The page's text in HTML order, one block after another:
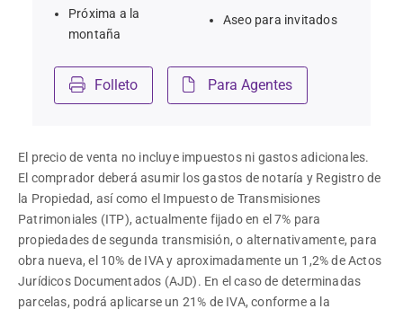
Próxima a la
montaña
Aseo para invitados
Folleto Para Agentes
El precio de venta no incluye impuestos ni gastos adicionales.
El comprador deberá asumir los gastos de notaría y Registro de
la Propiedad, así como el Impuesto de Transmisiones
Patrimoniales (ITP), actualmente fijado en el 7% para
propiedades de segunda transmisión, o alternativamente, para
obra nueva, el 10% de IVA y aproximadamente un 1,2% de Actos
Jurídicos Documentados (AJD). En el caso de determinadas
parcelas, podrá aplicarse un 21% de IVA, conforme a la